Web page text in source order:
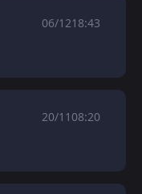
06/1218:43
20/1108:20